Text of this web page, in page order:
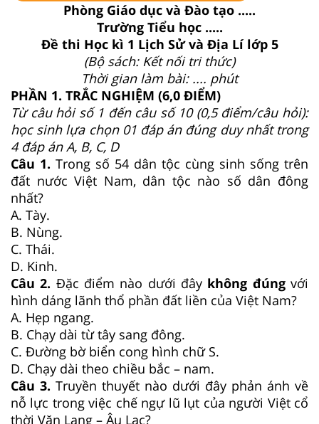
Phòng Giáo dục và Đào tạo .....
Trường Tiểu học .....
Đề thi Học kì 1 Lịch Sử và Địa Lí lớp 5
(Bộ sách: Kết nối tri thức)
Thời gian làm bài: .... phút
PHẦN 1. TRẮC NGHIỆM (6,0 ĐIỂM)
Từ câu hỏi số 1 đến câu số 10 (0,5 điểm/câu hỏi):
học sinh lựa chọn 01 đáp án đúng duy nhất trong
4 đáp án A, B, C, D
Câu 1. Trong số 54 dân tộc cùng sinh sống trên
đất nước Việt Nam, dân tộc nào số dân đông
nhất?
A. Tày.
B. Nùng.
C. Thái.
D. Kinh.
Câu 2. Đặc điểm nào dưới đây không đúngvới
hình dáng lãnh thổ phần đất liền của Việt Nam?
A. Hẹp ngang.
B. Chạy dài từ tây sang đông.
C. Đường bờ biển cong hình chữ S.
D. Chạy dài theo chiều bắc – nam.
Câu 3. Truyền thuyết nào dưới đây phản ánh về
nỗ lực trong việc chế ngự lũ lụt của người Việt cổ
thời Văn Lang – Âu Lạc?